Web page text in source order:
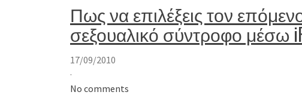
Πως να επιλέξεις τον
σεξουαλικό σύντροφο μέσω
17/09/2010
·
No comments